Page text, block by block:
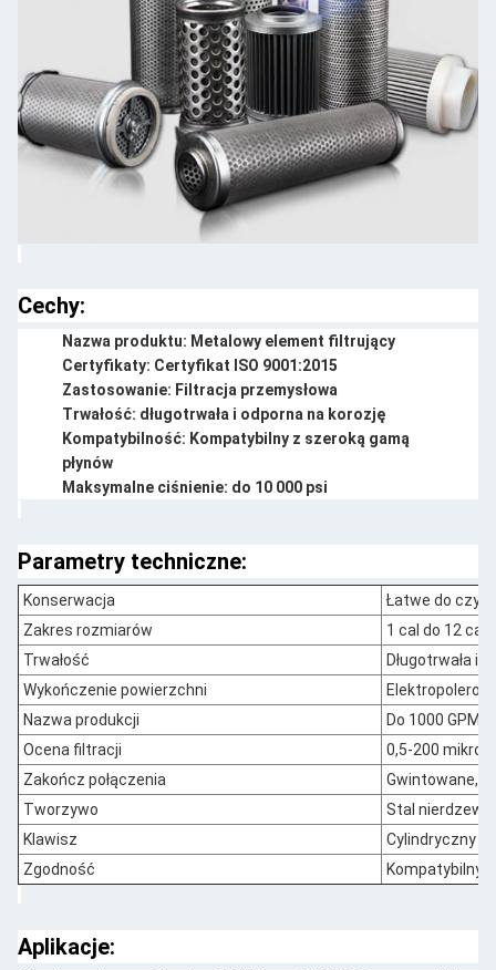
Cechy:
Nazwa produktu: Metalowy element filtrujący
Certyfikaty: Certyfikat ISO 9001:2015
Zastosowanie: Filtracja przemysłowa
Trwałość: długotrwała i odporna na korozję
Kompatybilność: Kompatybilny z szeroką gamą
płynów
Maksymalne ciśnienie: do 10 000 psi
Parametry techniczne:
Konserwacja
Łatwe do
Zakres rozmiarów
1 cal do 12 cali
Trwałość
Długotrwała i
Wykończenie powierzchni
Nazwa produkcji
Do 1000 GPM
Ocena filtracji
0,5-200
Zakończ połączenia
Gwintowane,
Tworzywo
Stal
Klawisz
Cylindryczny
Zgodność
Kompatybilny
Aplikacje: